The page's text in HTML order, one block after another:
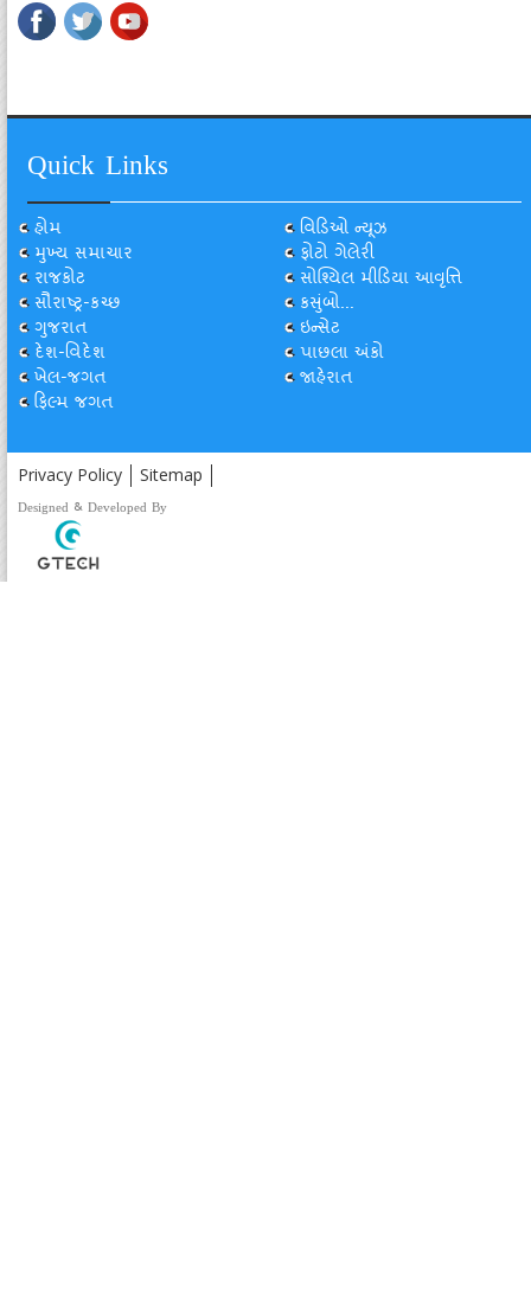
Quick Links
હોમ
મુખ્ય સમાચાર
રાજકોટ
સૌરાષ્ટ્ર-કચ્છ
ગુજરાત
દેશ-વિદેશ
ખેલ-જગત
ફિલ્મ જગત
વિડિઓ ન્યૂઝ
ફોટો ગેલેરી
સોશ્યિલ મીડિયા આવૃત્તિ
કસુંબો...
ઇન્સેટ
પાછલા અંકો
જાહેરાત
Privacy Policy Sitemap
Designed & Developed By